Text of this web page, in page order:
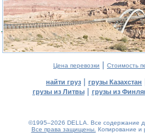
Цена перевозки | Стоимость
найти груз | грузы Казахстан
грузы из Литвы| грузы из
©1995–2026 DELLA. Все содержание
Все права защищены. Копирование и